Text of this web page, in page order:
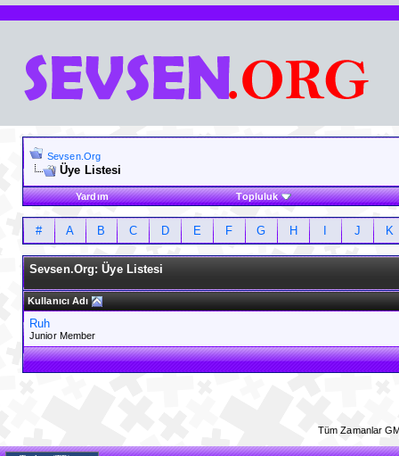
Sevsen.Org
Üye Listesi
Yardım Topluluk
# A B C D E F G H J K
Sevsen.Org: Üye Listesi
Kullanıcı Adı
Ruh
Junior Member
Tüm Zamanlar